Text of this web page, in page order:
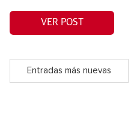
VER POST
Entradas más nuevas